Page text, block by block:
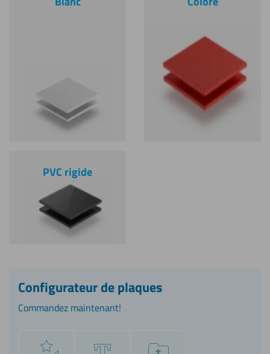
PVC rigide
Configurateur de plaques
Commandez maintenant!